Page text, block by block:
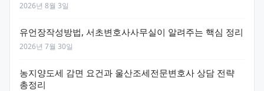
2026년 8월 3일
유언장작성방법, 서초변호사사무실이 알려주는 핵심 정리
2026년 7월 30일
농지양도세 감면 요건과 울산조세전문변호사 상담 전략
총정리